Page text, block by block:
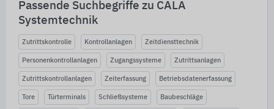
Passende Suchbegriffe zu CALA
Systemtechnik
Zutrittskontrolle Kontrollanlagen Zeitdiensttechnik
Personenkontrollanlagen Zugangssysteme Zutrittsanlagen
Zutrittskontrollanlagen Zeiterfassung Betriebsdatenerfassung
Tore Türterminals Schließsysteme Baubeschläge